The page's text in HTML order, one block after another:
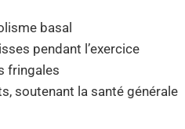
basal
pendant l’exercice
fringales
soutenant la santé générale